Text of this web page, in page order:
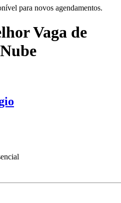
para novos agendamentos.
Vaga de